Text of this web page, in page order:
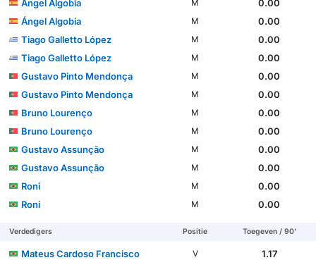
Ángel Algobia M
0.00
Ángel Algobia
M
0.00
Tiago Galletto López
M
0.00
Tiago Galletto López
M
0.00
Gustavo Pinto Mendonça
M
0.00
Gustavo Pinto Mendonça
M
0.00
Bruno Lourenço
M
0.00
Bruno Lourenço
M
0.00
Gustavo Assunção
M
0.00
Gustavo Assunção
M
0.00
Roni
M
0.00
Roni
M 0.00
Verdedigers Positie Toegeven / 90'
Mateus Cardoso Francisco V
1.17